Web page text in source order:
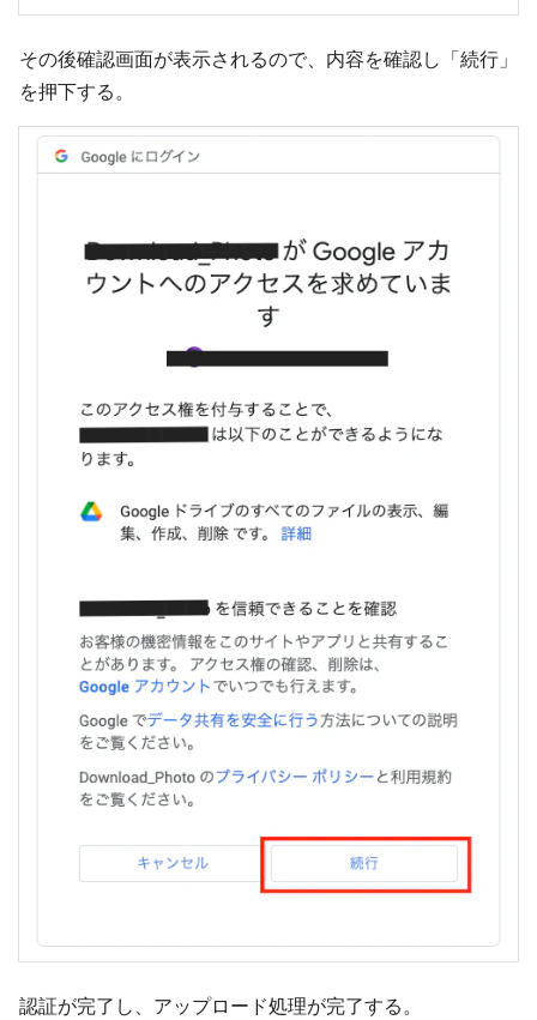
その後確認画面が表示されるので、内容を確認し「続行」
を押下する。
認証が完了し、アップロード処理が完了する。